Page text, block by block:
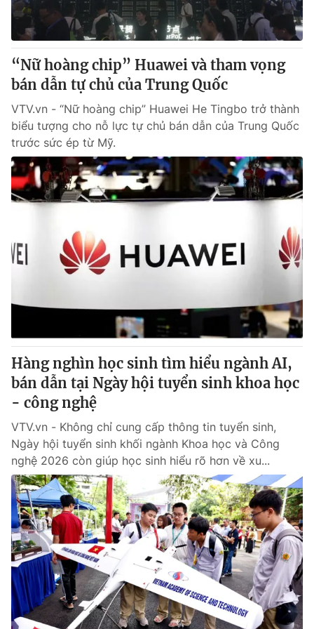
® Cấm sao chép dưới mọi hình thức nếu không có sự chấp
thuận bằng văn bản. Ghi rõ nguồn VTV.vn khi phát hành lại
thông tin từ website này.
“Nữ hoàng chip” Huawei và tham vọng
bán dẫn tự chủ của Trung Quốc
VTV.vn - “Nữ hoàng chip” Huawei He Tingbo trở thành
biểu tượng cho nỗ lực tự chủ bán dẫn của Trung Quốc
trước sức ép từ Mỹ.
Hàng nghìn học sinh tìm hiểu ngành AI,
bán dẫn tại Ngày hội tuyển sinh khoa học
- công nghệ
VTV.vn - Không chỉ cung cấp thông tin tuyển sinh,
Ngày hội tuyển sinh khối ngành Khoa học và Công
nghệ 2026 còn giúp học sinh hiểu rõ hơn về xu...